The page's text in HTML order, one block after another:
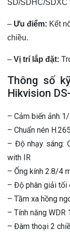
SD/SDHC/SDXC
– Ưu điểm: Kết
chiều.
– Vị trí lắp đặt:
Thông số
Hikvision
– Cảm biến ảnh
– Chuẩn nén
– Độ nhạy sáng:
with IR
– Ống kính 2.8/4
– Độ phân giải tối
– Tầm xa hồng
– Tính năng WDR
– Đàm thoại 2